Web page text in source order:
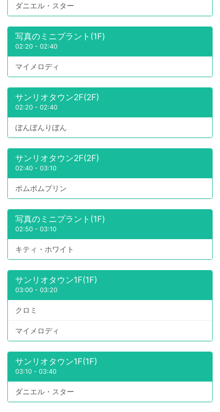
ダニエル・スター
写真のミニプラント(1F)
02:20 - 02:40
マイメロディ
サンリオタウン2F(2F)
02:20 - 02:40
ぼんぼんりぼん
サンリオタウン2F(2F)
02:40 - 03:10
ポムポムプリン
写真のミニプラント(1F)
02:50 - 03:10
キティ・ホワイト
サンリオタウン1F(1F)
03:00 - 03:20
クロミ
マイメロディ
サンリオタウン1F(1F)
03:10 - 03:40
ダニエル・スター